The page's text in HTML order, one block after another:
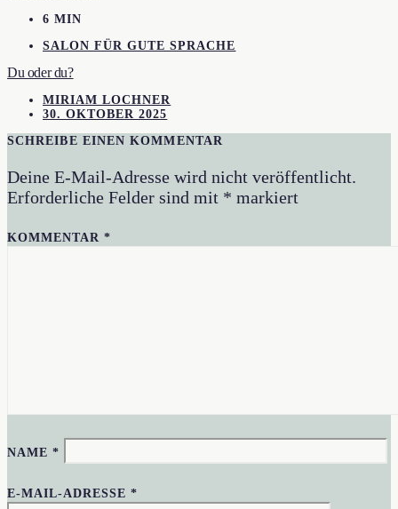
6 MIN
SALON FÜR GUTE SPRACHE
Du oder du?
MIRIAM LOCHNER
30. OKTOBER 2025
SCHREIBE EINEN KOMMENTAR
Deine E-Mail-Adresse wird nicht veröffentlicht.
Erforderliche Felder sind mit * markiert
KOMMENTAR*
NAME*
E-MAIL-ADRESSE*